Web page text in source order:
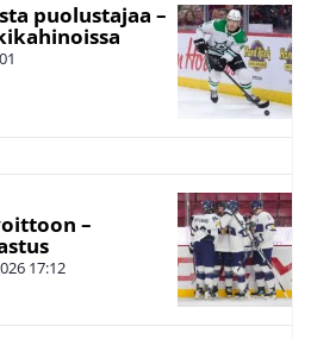
puolustajaa –
–
17:12